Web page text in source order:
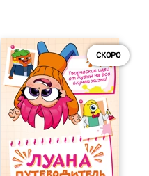
СКОРО